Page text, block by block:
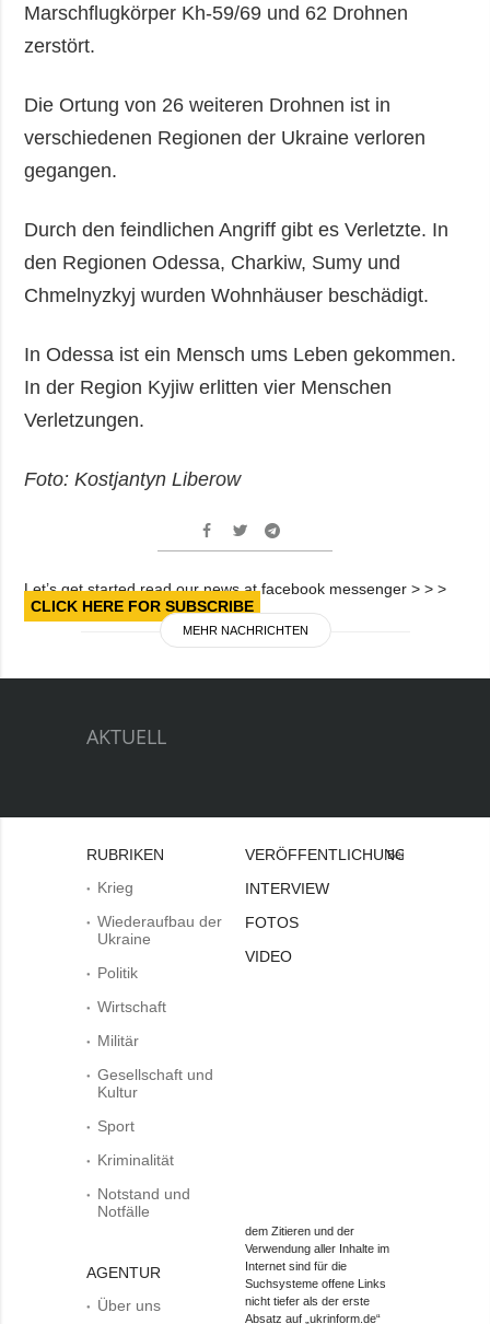
Marschflugkörper Kh-59/69 und 62 Drohnen
zerstört.
Die Ortung von 26 weiteren Drohnen ist in
verschiedenen Regionen der Ukraine verloren
gegangen.
Durch den feindlichen Angriff gibt es Verletzte. In
den Regionen Odessa, Charkiw, Sumy und
Chmelnyzkyj wurden Wohnhäuser beschädigt.
In Odessa ist ein Mensch ums Leben gekommen.
In der Region Kyjiw erlitten vier Menschen
Verletzungen.
Foto: Kostjantyn Liberow
Let’s get started read our news at facebook messenger > > >
CLICK HERE FOR SUBSCRIBE
MEHR NACHRICHTEN
AKTUELL
RUBRIKEN
Krieg
Wiederaufbau der
Ukraine
Politik
Wirtschaft
Militär
Gesellschaft und
Kultur
Sport
Kriminalität
Notstand und
Notfälle
AGENTUR
Über uns
VERÖFFENTLICHUNGEN
INTERVIEW
FOTOS
VIDEO
Bei
dem Zitieren und der
Verwendung aller Inhalte im
Internet sind für die
Suchsysteme offene Links
nicht tiefer als der erste
Absatz auf „ukrinform.de“